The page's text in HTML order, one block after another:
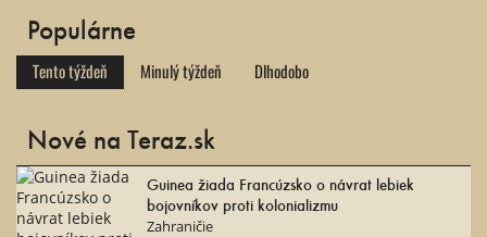
Populárne
Tento týždeň Minulý týždeň Dlhodobo
Nové na Teraz.sk
Guinea žiada Francúzsko o návrat lebiek
bojovníkov proti kolonializmu
Zahraničie